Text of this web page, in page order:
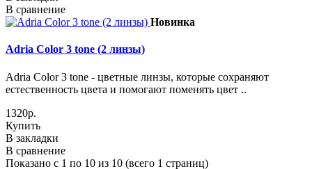
В сравнение
Новинка
Adria Сolor 3 tone (2 линзы)
Adria Сolor 3 tone - цветные линзы, которые сохраняют
естественность цвета и помогают поменять цвет ..
1320р.
Купить
В закладки
В сравнение
Показано с 1 по 10 из 10 (всего 1 страниц)